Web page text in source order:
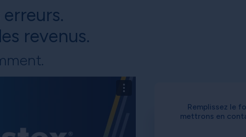
Remplissez le
mettrons en
erreurs.
revenus.